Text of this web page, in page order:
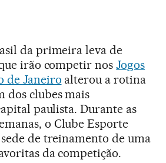
da primeira leva de
irão competir nosJogos
de Janeiro alterou a rotina
dos clubes mais
paulista. Durante as
o Clube Esporte
de treinamento de uma
da competição.